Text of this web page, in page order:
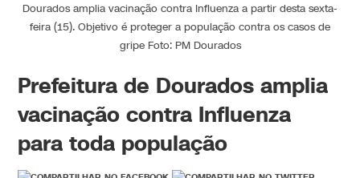
Dourados amplia vacinação contra Influenza a partir desta sexta-
feira (15). Objetivo é proteger a população contra os casos de
gripe Foto: PM Dourados
Prefeitura de Dourados amplia
vacinação contra Influenza
para toda população